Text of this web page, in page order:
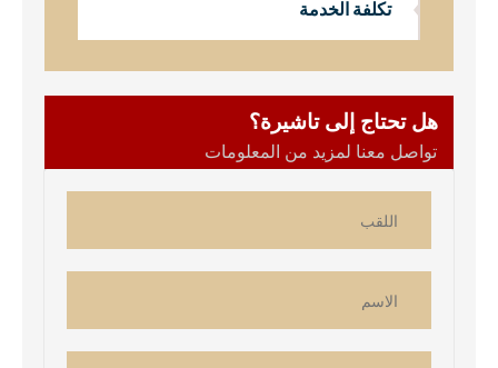
تكلفة الخدمة
هل تحتاج إلى تاشيرة؟
تواصل معنا لمزيد من المعلومات